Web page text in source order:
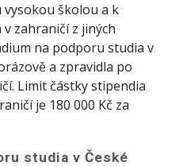
školou a k
zahraničí z jiných
na podporu studia v
a zpravidla po
Limit částky stipendia
je 180 000 Kč za
studia v České